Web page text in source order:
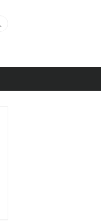
Search